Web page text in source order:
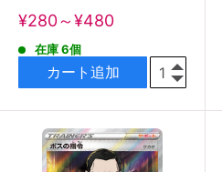
販
価
¥280～¥480
在庫 6個
カート追加